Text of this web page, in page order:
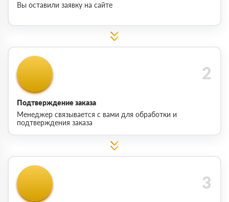
Вы оставили заявку на сайте
Подтверждение заказа
Менеджер связывается с вами для обработки и
подтверждения заказа